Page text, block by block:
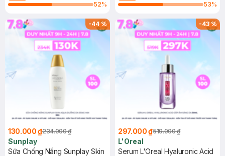
52%
53%
-44%
130.000 ₫234.000 ₫
Sunplay
Sữa Chống Nắng Sunplay Skin
-43%
297.000 ₫519.000 ₫
L'Oreal
Serum L'Oreal Hyaluronic Acid